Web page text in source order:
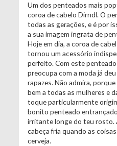
Um dos penteados mais
coroa de cabelo Dirndl. O
todas as gerações, e é por
a sua imagem ingrata de
Hoje em dia, a coroa de
tornou um acessório
perfeito. Com este
preocupa com a moda já
rapazes. Não admira,
bem a todas as mulheres e
toque particularmente
bonito penteado
irritante longe do teu rosto.
cabeça fria quando as
cerveja.